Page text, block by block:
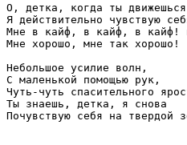
О, детка, когда ты
Я действительно чувствую
Мне в кайф, в кайф, в кайф!
Мне хорошо, мне так хорошо!
Небольшое усилие волн,
С маленькой помощью рук,
Чуть-чуть спасительного
Ты знаешь, детка, я снова
Почувствую себя на твердой